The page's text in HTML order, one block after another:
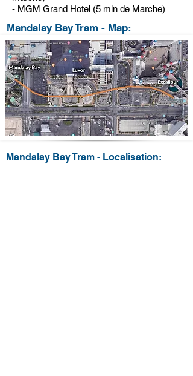
- MGM Grand Hotel (5 min de Marche)
Mandalay Bay Tram - Map:
Mandalay Bay Tram - Localisation: